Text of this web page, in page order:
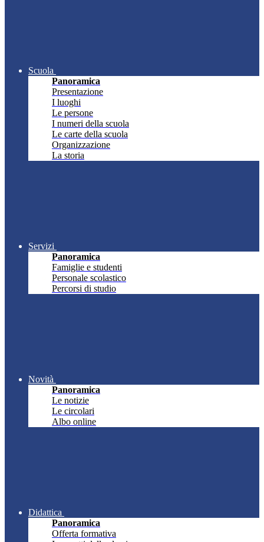
Scuola
Panoramica
Presentazione
I luoghi
Le persone
I numeri della scuola
Le carte della scuola
Organizzazione
La storia
Servizi
Panoramica
Famiglie e studenti
Personale scolastico
Percorsi di studio
Novità
Panoramica
Le notizie
Le circolari
Albo online
Didattica
Panoramica
Offerta formativa